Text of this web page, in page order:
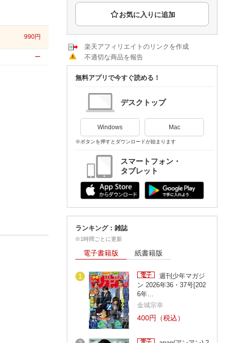
楽天チケット
エンタメニュース
推し楽
990円
ー
楽天アフィリエイトのリンクを作成
不適切な商品を報告
無料アプリで今すぐ読める！
デスクトップ
Windows Mac
※ボタンを押すとダウンロードが始まります
スマートフォン・
タブレット
ランキング：雑誌
※1時間ごとに更新
電子書籍版 紙書籍版
1
週刊少年マガジ
ン 2026年36・37号[202
6年…
金城宗幸
400円（税込）